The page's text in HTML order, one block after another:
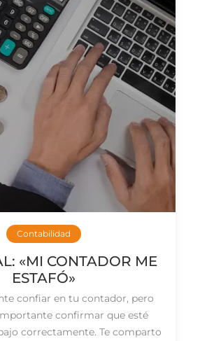
Contabilidad
«MI CONTADOR ME
ESTAFÓ»
confiar en tu contador, pero
confirmar que esté
correctamente. Te comparto